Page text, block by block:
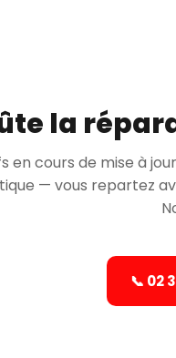
la
en cours de mise à
— vous repartez
📞 02